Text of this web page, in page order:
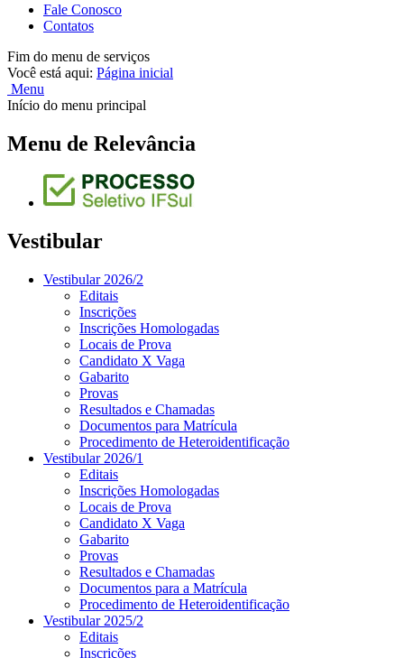
Fale Conosco
Contatos
Fim do menu de serviços
Você está aqui: Página inicial
Menu
Início do menu principal
Menu de Relevância
Vestibular
Vestibular 2026/2
Editais
Inscrições
Inscrições Homologadas
Locais de Prova
Candidato X Vaga
Gabarito
Provas
Resultados e Chamadas
Documentos para Matrícula
Procedimento de Heteroidentificação
Vestibular 2026/1
Editais
Inscrições Homologadas
Locais de Prova
Candidato X Vaga
Gabarito
Provas
Resultados e Chamadas
Documentos para a Matrícula
Procedimento de Heteroidentificação
Vestibular 2025/2
Editais
Inscrições